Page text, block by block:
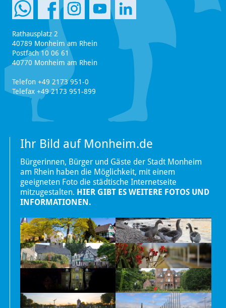
Rathausplatz 2
40789 Monheim am Rhein
Postfach 10 06 61
40770 Monheim am Rhein
Telefon +49 2173 951-0
Telefax +49 2173 951-899
Ihr Bild auf Monheim.de
Bürgerinnen, Bürger und Gäste der Stadt Monheim
am Rhein haben die Möglichkeit, mit einem
geeigneten Foto die städtische Internetseite
mitzugestalten. HIER GIBT ES WEITERE FOTOS UND
INFORMATIONEN.